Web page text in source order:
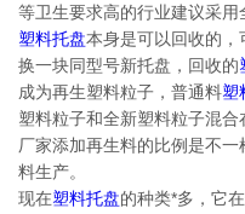
等卫生要求高的行业建议采用
塑料托盘本身是可以回收的，
换一块同型号新托盘，回收的
成为再生塑料粒子，普通料塑
塑料粒子和全新塑料粒子混
厂家添加再生料的比例是不
料生产。
现在塑料托盘的种类*多，它